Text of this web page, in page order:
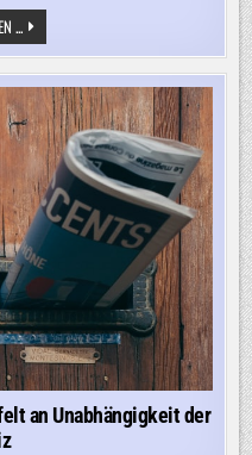
... MIGRANTEN
ZUR
GRENZE
NACH
CEUTA
GEFAHREN
–
TAXIFAHRER
IN
MAROKKO
ZU
HAFTSTRAFEN
VERURTEILT
an Unabhängigkeit der